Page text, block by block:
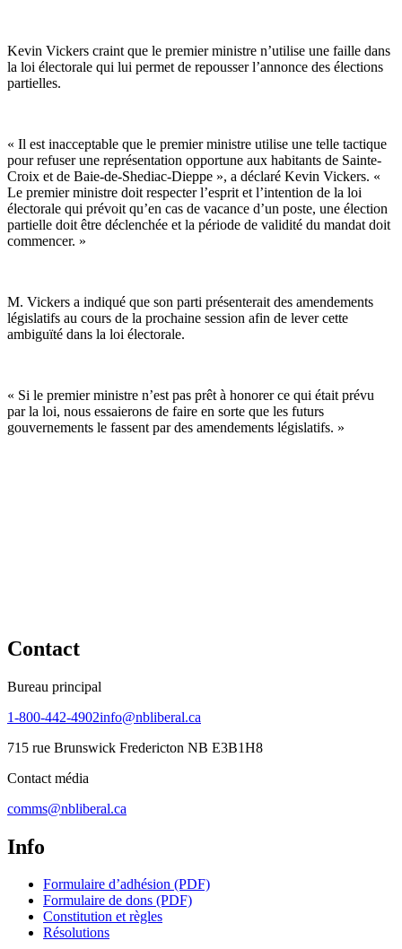
Kevin Vickers craint que le premier ministre n’utilise une faille dans
la loi électorale qui lui permet de repousser l’annonce des élections
partielles.
« Il est inacceptable que le premier ministre utilise une telle tactique
pour refuser une représentation opportune aux habitants de Sainte-
Croix et de Baie-de-Shediac-Dieppe », a déclaré Kevin Vickers. «
Le premier ministre doit respecter l’esprit et l’intention de la loi
électorale qui prévoit qu’en cas de vacance d’un poste, une élection
partielle doit être déclenchée et la période de validité du mandat doit
commencer. »
M. Vickers a indiqué que son parti présenterait des amendements
législatifs au cours de la prochaine session afin de lever cette
ambiguïté dans la loi électorale.
« Si le premier ministre n’est pas prêt à honorer ce qui était prévu
par la loi, nous essaierons de faire en sorte que les futurs
gouvernements le fassent par des amendements législatifs. »
Contact
Bureau principal
1-800-442-4902info@nbliberal.ca
715 rue Brunswick Fredericton NB E3B1H8
Contact média
comms@nbliberal.ca
Info
Formulaire d’adhésion (PDF)
Formulaire de dons (PDF)
Constitution et règles
Résolutions